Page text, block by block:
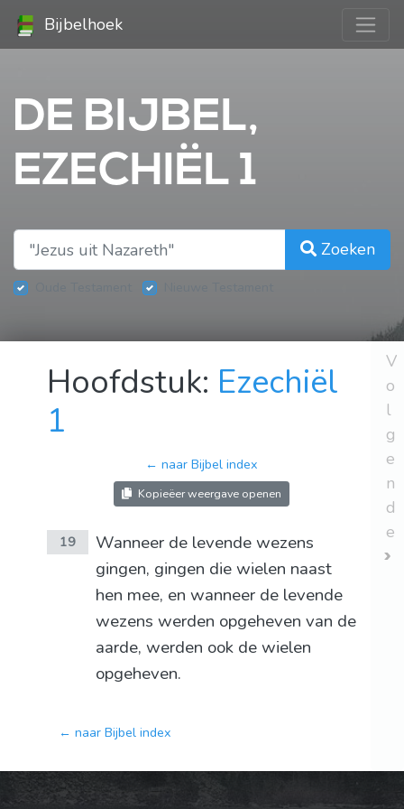
Bijbelhoek
DE BIJBEL,
EZECHIËL 1
Zoeken
Hoofdstuk: Ezechiël
1
← naar Bijbel index
Kopieëer weergave openen
19
Wanneer de levende wezens
gingen, gingen die wielen naast
hen mee, en wanneer de levende
wezens werden opgeheven van de
aarde, werden ook de wielen
opgeheven.
← naar Bijbel index
V
o
l
g
e
n
d
e